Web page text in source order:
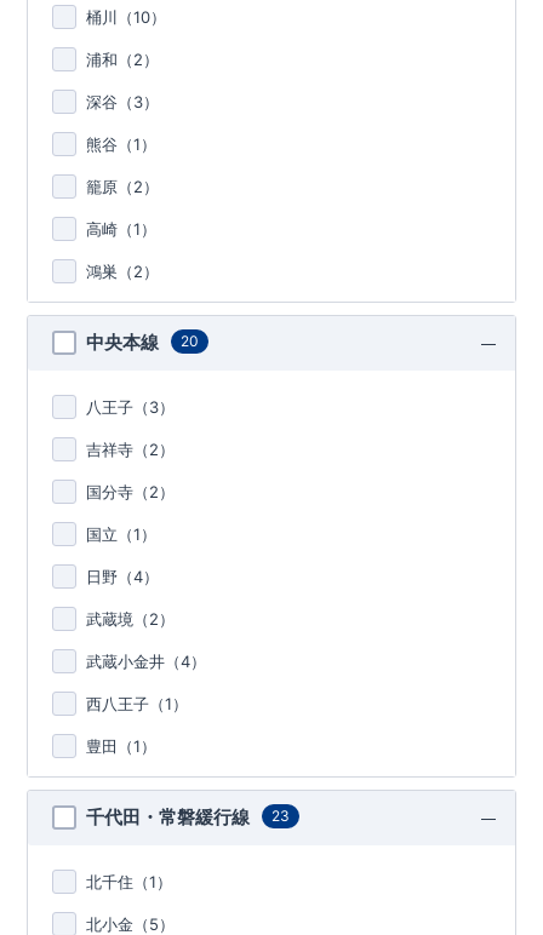
桶川（10）
浦和（2）
深谷（3）
熊谷（1）
籠原（2）
高崎（1）
鴻巣（2）
中央本線 20
八王子（3）
吉祥寺（2）
国分寺（2）
国立（1）
日野（4）
武蔵境（2）
武蔵小金井（4）
西八王子（1）
豊田（1）
千代田・常磐緩行線 23
北千住（1）
北小金（5）